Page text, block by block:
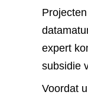
expert
subsidie
Voordat